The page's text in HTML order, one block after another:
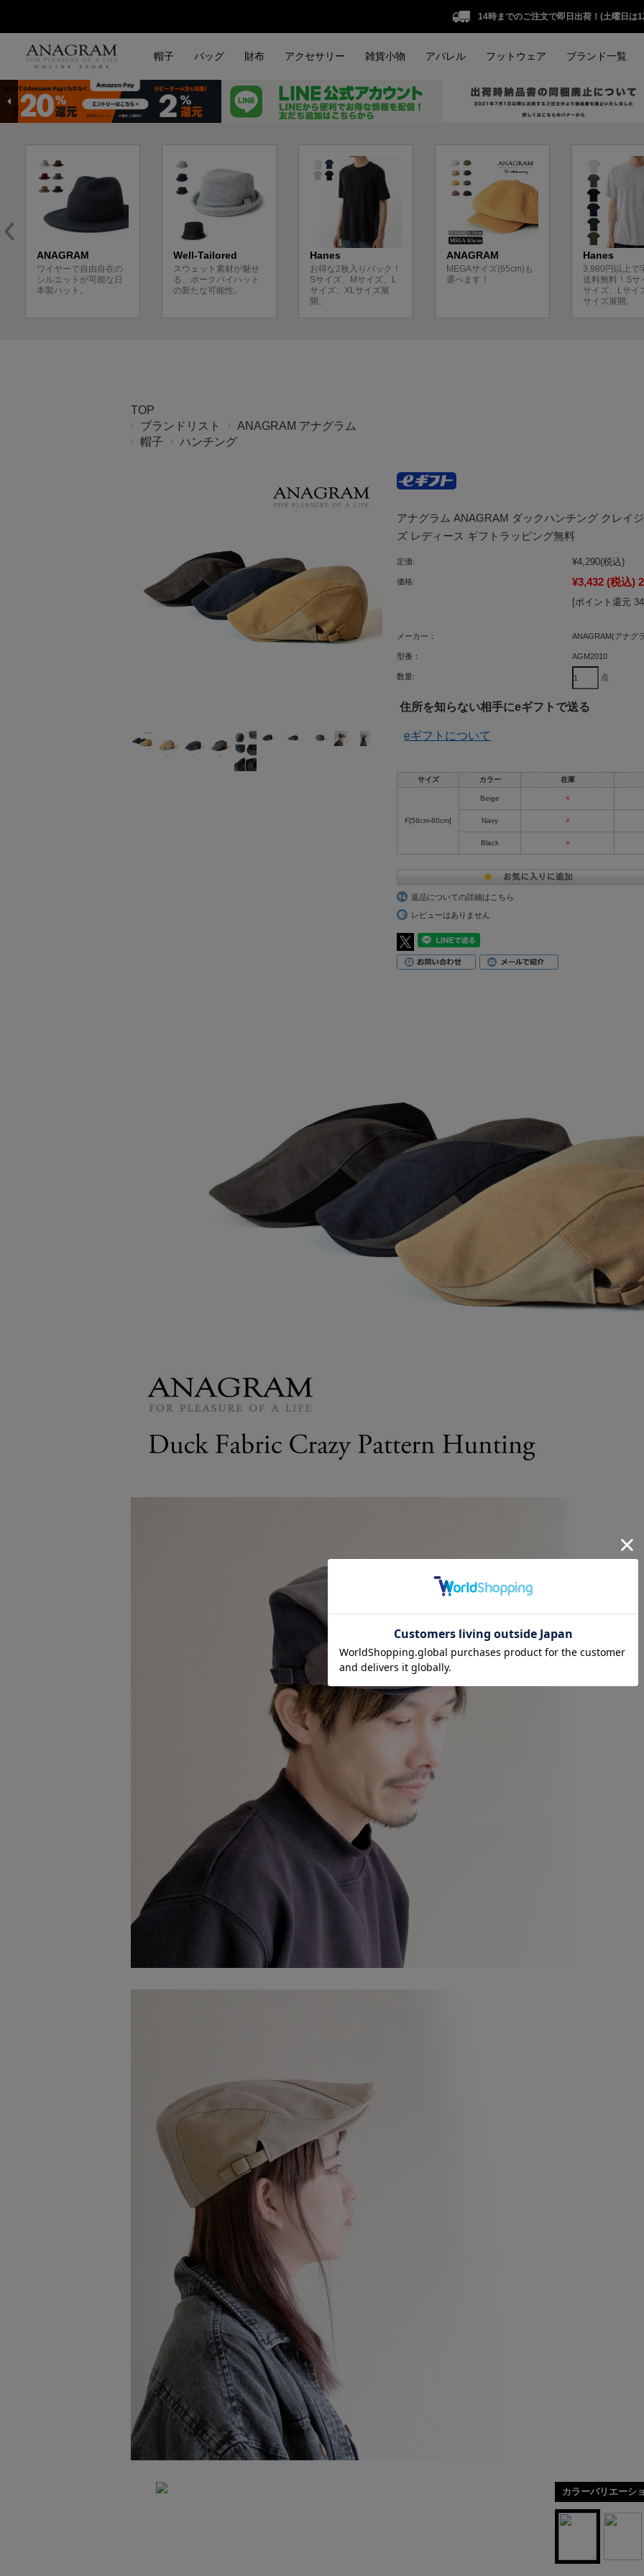
14時までのご注文で即日出荷！(土曜日は
帽子 バッグ 財布 アクセサリー 雑貨小物 アパレル フットウェア ブランド一覧
TOP
ブランドリスト
ANAGRAM アナグラム
帽子
ハンチング
アナグラム ANAGRAM ダックハンチング クレイ
ズ レディース ギフトラッピング無料
定価: ¥4,290(税込)
価格: ¥3,432 (税込)
[ポイント還元
メーカー： ANAGRAM(アナグ
型番： AGM2010
数量: 点
住所を知らない相手にeギフトで送る
eギフトについて
サイズ カラー 在庫
F[58cm-60cm]
Beige ×
Navy ×
Black ×
返品についての詳細はこちら
レビューはありません